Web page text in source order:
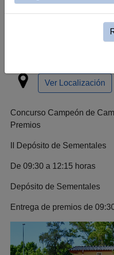
sábado 16 de mayo a las
Ver Localización
Concurso Campeón de
Premios
II Depósito de Sementales
De 09:30 a 12:15 horas
Depósito de Sementales
Entrega de premios de